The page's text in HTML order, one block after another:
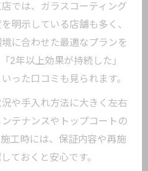
では、ガラスコーティング
明示している店舗も多く、
に合わせた最適なプランを
2年以上効果が持続した」
った口コミも見られます。
や手入れ方法に大きく左右
テナンスやトップコートの
工時には、保証内容や再施
ておくと安心です。